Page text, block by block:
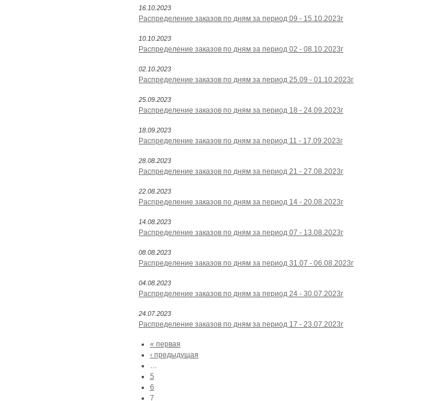
16.10.2023
Распределение заказов по дням за период 09 - 15.10.2023г
10.10.2023
Распределение заказов по дням за период 02 - 08.10.2023г
02.10.2023
Распределение заказов по дням за период 25.09 - 01.10.2023г
25.09.2023
Распределение заказов по дням за период 18 - 24.09.2023г
18.09.2023
Распределение заказов по дням за период 11 - 17.09.2023г
28.08.2023
Распределение заказов по дням за период 21 - 27.08.2023г
22.08.2023
Распределение заказов по дням за период 14 - 20.08.2023г
14.08.2023
Распределение заказов по дням за период 07 - 13.08.2023г
08.08.2023
Распределение заказов по дням за период 31.07 - 06.08.2023г
04.08.2023
Распределение заказов по дням за период 24 - 30.07.2023г
24.07.2023
Распределение заказов по дням за период 17 - 23.07.2023г
« первая
‹ предыдущая
5
6
7